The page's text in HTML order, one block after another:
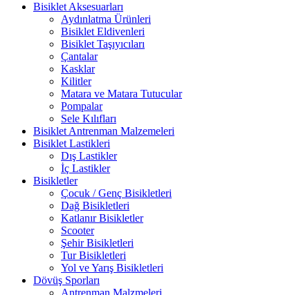
Bisiklet Aksesuarları
Aydınlatma Ürünleri
Bisiklet Eldivenleri
Bisiklet Taşıyıcıları
Çantalar
Kasklar
Kilitler
Matara ve Matara Tutucular
Pompalar
Sele Kılıfları
Bisiklet Antrenman Malzemeleri
Bisiklet Lastikleri
Dış Lastikler
İç Lastikler
Bisikletler
Çocuk / Genç Bisikletleri
Dağ Bisikletleri
Katlanır Bisikletler
Scooter
Şehir Bisikletleri
Tur Bisikletleri
Yol ve Yarış Bisikletleri
Dövüş Sporları
Antrenman Malzmeleri